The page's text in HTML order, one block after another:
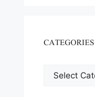
CATEGORIES
CATEGORIES